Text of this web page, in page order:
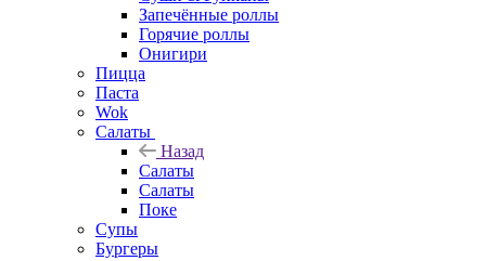
Запечённые роллы
Горячие роллы
Онигири
Пицца
Паста
Wok
Салаты
Назад
Салаты
Салаты
Поке
Супы
Бургеры